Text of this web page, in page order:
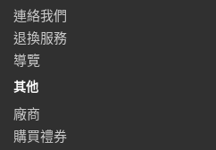
連絡我們
退換服務
導覽
其他
廠商
購買禮券